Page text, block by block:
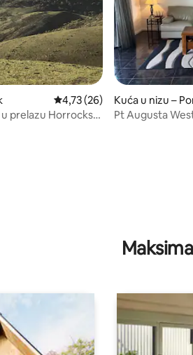
Prosječna ocjena: 4,73/5,
4,73 (26)
prelazu Horrocks
Kuća u nizu –
est
Pt Augusta